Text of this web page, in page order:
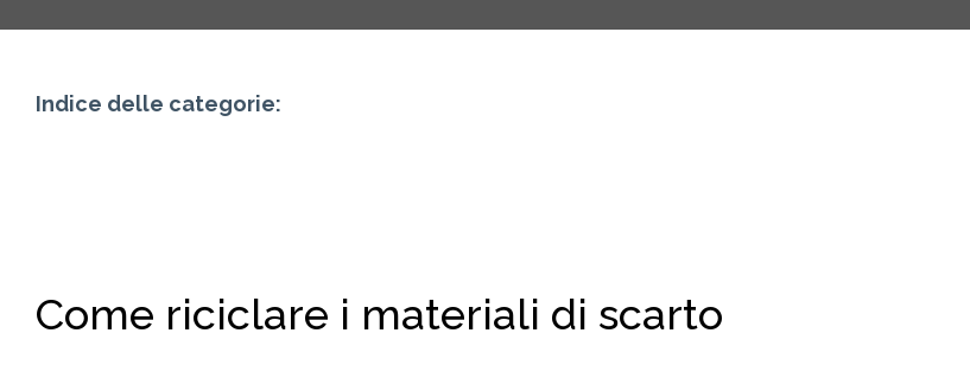
Indice delle categorie:
Come riciclare i materiali di scarto